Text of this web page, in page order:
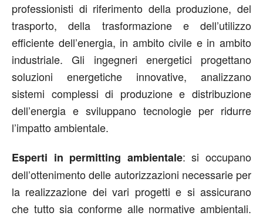
professionisti di riferimento della produzione, del
trasporto, della trasformazione e dell’utilizzo
efficiente dell’energia, in ambito civile e in ambito
industriale. Gli ingegneri energetici progettano
soluzioni energetiche innovative, analizzano
sistemi complessi di produzione e distribuzione
dell’energia e sviluppano tecnologie per ridurre
l’impatto ambientale.
Esperti in permitting ambientale: si occupano
dell’ottenimento delle autorizzazioni necessarie per
la realizzazione dei vari progetti e si assicurano
che tutto sia conforme alle normative ambientali.